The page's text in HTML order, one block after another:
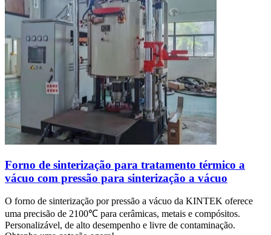
Forno de sinterização para tratamento térmico a
vácuo com pressão para sinterização a vácuo
O forno de sinterização por pressão a vácuo da KINTEK oferece
uma precisão de 2100℃ para cerâmicas, metais e compósitos.
Personalizável, de alto desempenho e livre de contaminação.